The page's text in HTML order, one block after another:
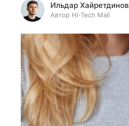
Ильдар Хайретдинов
Автор Hi-Tech Mail